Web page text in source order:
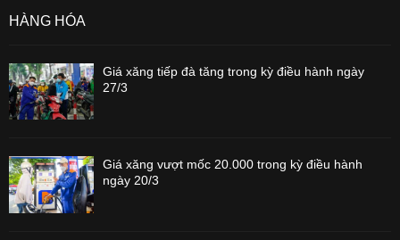
HÀNG HÓA
Giá xăng tiếp đà tăng trong kỳ điều hành ngày
27/3
Giá xăng vượt mốc 20.000 trong kỳ điều hành
ngày 20/3